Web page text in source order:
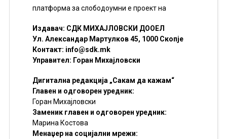
платформа за слободоумни е проект на
Издавач: СДК МИХАЈЛОВСКИ ДООЕЛ
Ул. Александар Мартулков 45, 1000 Скопје
Контакт: info@sdk.mk
Управител: Горан Михајловски
Дигитална редакција „Сакам да кажам“
Главен и одговорен уредник:
Горан Михајловски
Заменик главен и одговорен уредник:
Марина Костова
Менаџер на социјални мрежи: